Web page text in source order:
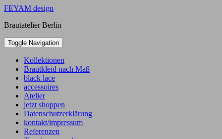
Skip
content
FEYAM design
Brautatelier Berlin
Toggle Navigation
Kollektionen
Brautkleid nach Maß
black lace
accessoires
Atelier
jetzt shoppen
Datenschutzerklärung
kontakt/impressum
Referenzen